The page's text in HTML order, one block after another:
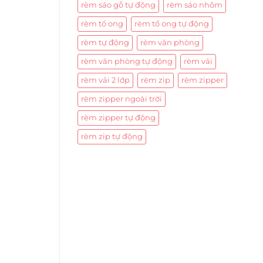
rèm sáo gỗ tự động rèm sáo nhôm
rèm tổ ong rèm tổ ong tự động
rèm tự động rèm văn phòng
rèm văn phòng tự động rèm vải
rèm vải 2 lớp rèm zip rèm zipper
rèm zipper ngoài trời
rèm zipper tự động
rèm zip tự động